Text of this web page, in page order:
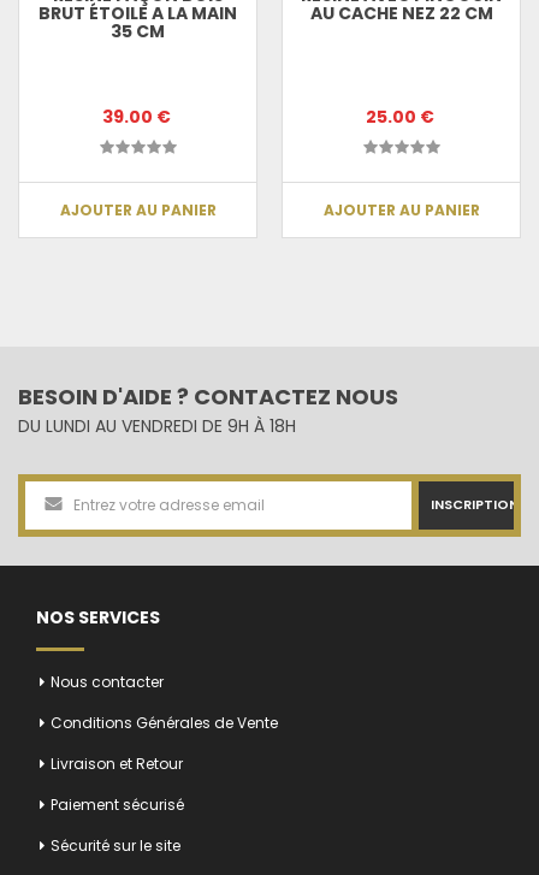
BRUT ÉTOILE A LA MAIN
35 CM
39.00 €
AJOUTER AU PANIER
AU CACHE NEZ 22 CM
25.00 €
AJOUTER AU PANIER
BESOIN D'AIDE ? CONTACTEZ NOUS
DU LUNDI AU VENDREDI DE 9H À 18H
INSCRIPTION
NOS SERVICES
Nous contacter
Conditions Générales de Vente
Livraison et Retour
Paiement sécurisé
Sécurité sur le site